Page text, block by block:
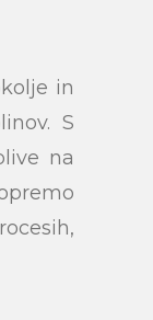
in
S
na